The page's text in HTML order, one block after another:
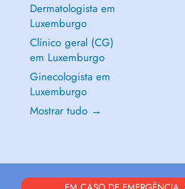
Dermatologista em
Luxemburgo
Clínico geral (CG)
em Luxemburgo
Ginecologista em
Luxemburgo
Mostrar tudo →